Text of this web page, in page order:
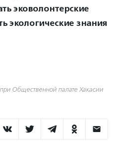
эковолонтерские
экологические знания
Общественной палате Хакасии